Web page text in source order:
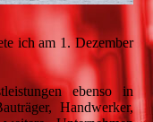
ich am 1. Dezember
ebenso in
Handwerker,